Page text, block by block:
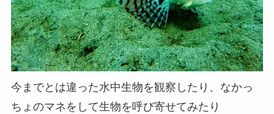
今までとは違った水中生物を観察したり、なかっ
ちょのマネをして生物を呼び寄せてみたり